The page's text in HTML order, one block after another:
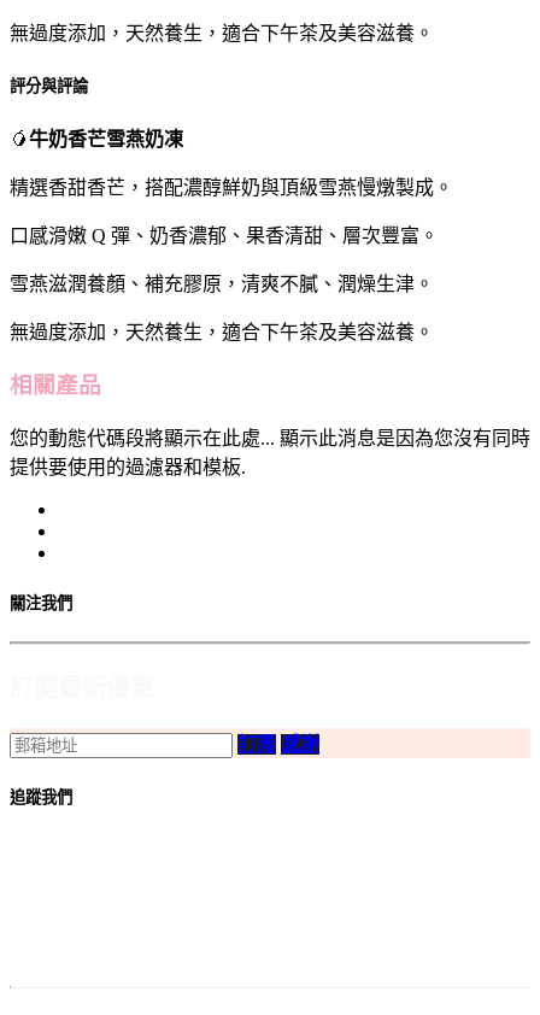
無過度添加，天然養生，適合下午茶及美容滋養。
評分與評論
🥭牛奶香芒雪燕奶凍
精選香甜香芒，搭配濃醇鮮奶與頂級雪燕慢燉製成。
口感滑嫩 Q 彈、奶香濃郁、果香清甜、層次豐富。
雪燕滋潤養顏、補充膠原，清爽不膩、潤燥生津。
無過度添加，天然養生，適合下午茶及美容滋養。
相關產品
您的動態代碼段將顯示在此處... 顯示此消息是因為您沒有同時
提供要使用的過濾器和模板.
關注我們
訂閲 感謝
追蹤我們